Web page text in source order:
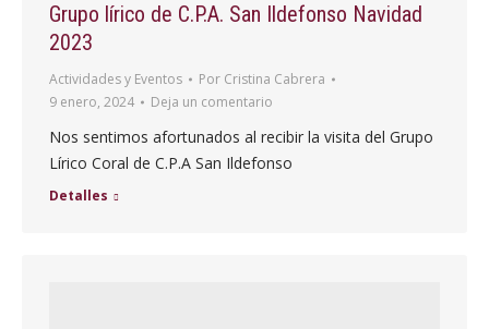
Grupo lírico de C.P.A. San Ildefonso Navidad
2023
Actividades y Eventos Por Cristina Cabrera
9 enero, 2024
Deja un comentario
Nos sentimos afortunados al recibir la visita del Grupo
Lírico Coral de C.P.A San Ildefonso
Detalles